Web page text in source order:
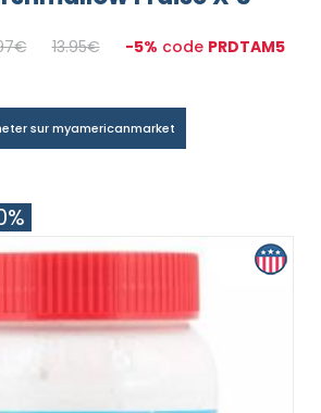
13.95€ -5% code PRDTAM5
sur myamericanmarket